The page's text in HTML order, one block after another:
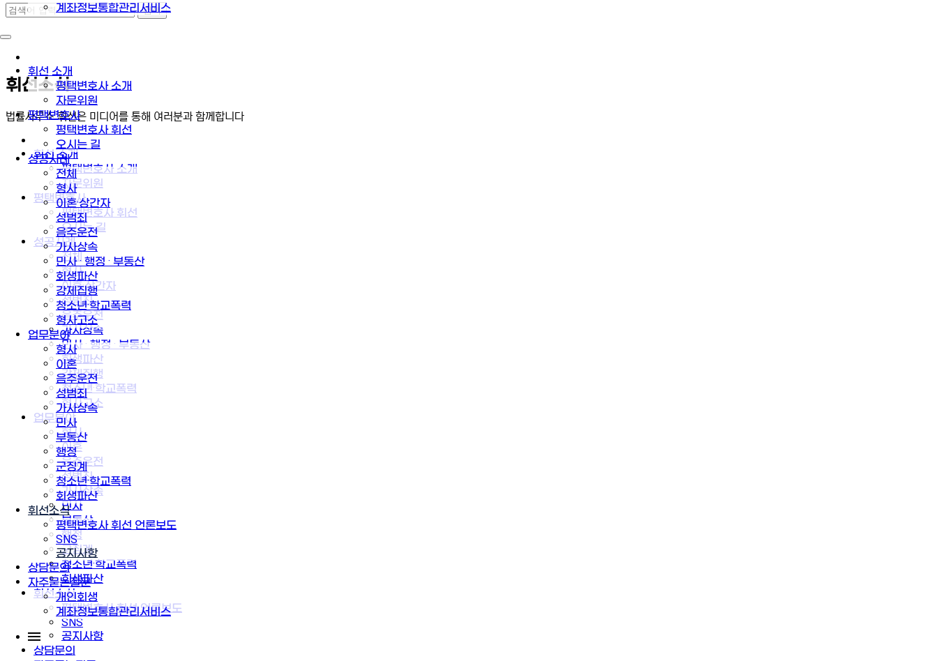
계좌정보통합관리서비스
휘선 소개
평택변호사 소개
자문위원
평택변호사
평택변호사 휘선
오시는 길
성공사례
전체
형사
이혼·상간자
성범죄
음주운전
가사상속
민사 · 행정 · 부동산
회생파산
강제집행
청소년·학교폭력
형사고소
업무분야
형사
이혼
음주운전
성범죄
가사상속
민사
부동산
행정
군징계
청소년·학교폭력
회생파산
휘선소식
평택변호사 휘선 언론보도
SNS
공지사항
상담문의
자주묻는질문
개인회생
계좌정보통합관리서비스
휘선소식
법률사무소 휘선은 미디어를 통해 여러분과 함께합니다
휘선 소개
평택변호사 소개
자문위원
평택변호사
평택변호사 휘선
오시는 길
성공사례
전체
형사
이혼·상간자
성범죄
음주운전
가사상속
민사 · 행정 · 부동산
회생파산
강제집행
청소년·학교폭력
형사고소
업무분야
형사
이혼
음주운전
성범죄
가사상속
민사
부동산
행정
군징계
청소년·학교폭력
회생파산
휘선소식
평택변호사 휘선 언론보도
SNS
공지사항
상담문의